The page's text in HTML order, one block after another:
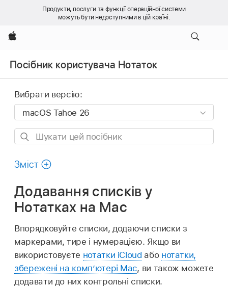
Продукти, послуги та функції операційної системи
можуть бути недоступними в цій країні.
Apple
Посібник користувача Нотаток
Вибрати версію:
Шукати
посібник
Зміст
Додавання списків у
Нотатках на Mac
Впорядковуйте списки, додаючи списки з
маркерами, тире і нумерацією. Якщо ви
використовуєте нотатки iCloud або нотатки,
збережені на компʼютері Mac, ви також можете
додавати до них контрольні списки.